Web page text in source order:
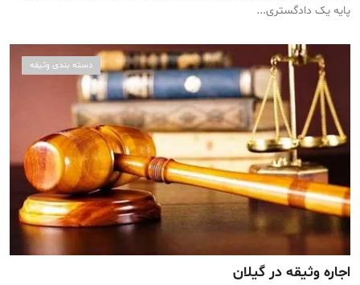
پایه یک دادگستری...
دسته بندی وثیقه
اجاره وثیقه در گیلان